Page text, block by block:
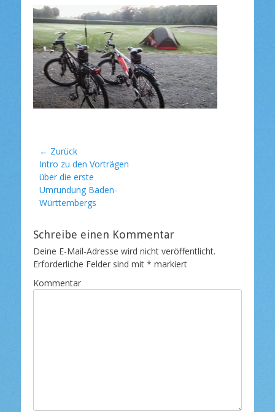
ö
f
f
e
n
t
l
i
c
h
o
r
Beitragsnavigation
← Zurück
Vorheriger
Beitrag:
Intro zu den Vorträgen
über die erste
Umrundung Baden-
Württembergs
Schreibe einen Kommentar
Deine E-Mail-Adresse wird nicht veröffentlicht.
Erforderliche Felder sind mit * markiert
Kommentar